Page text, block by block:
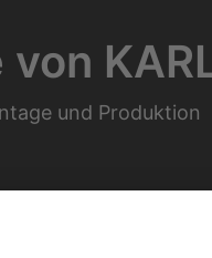
und Produktion